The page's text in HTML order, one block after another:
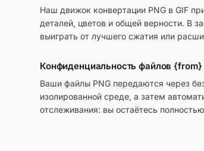
Наш движок конвертации PNG в GIF
деталей, цветов и общей верности. В
выиграть от лучшего сжатия или
Конфиденциальность файлов
Ваши файлы PNG передаются через
изолированной среде, а затем
отслеживания: вы остаётесь